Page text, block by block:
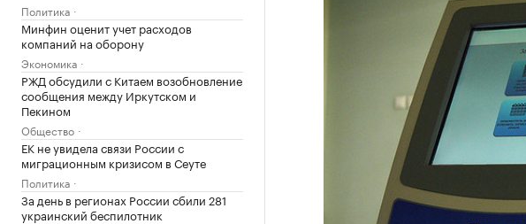
Политика
Минфин оценит учет расходов
компаний на оборону
Экономика
РЖД обсудили с Китаем возобновление
сообщения между Иркутском и
Пекином
Общество
ЕК не увидела связи России с
миграционным кризисом в Сеуте
Политика
За день в регионах России сбили 281
украинский беспилотник